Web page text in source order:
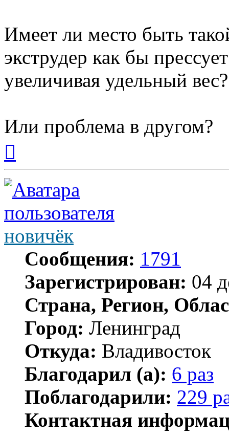
Имеет ли место быть
экструдер как бы
увеличивая удельный вес?
Или проблема в другом?
началу
новичёк
Сообщения: 1791
Зарегистрирован: 04
Страна, Регион,
Город: Ленинград
Откуда: Владивосток
Благодарил (а): 6 раз
Поблагодарили: 229
Контактная